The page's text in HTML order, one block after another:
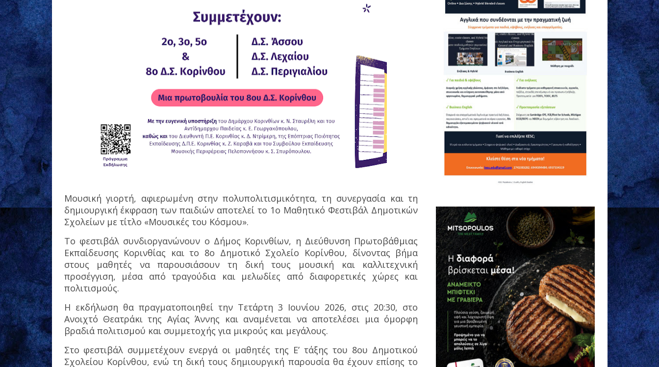
Μουσική γιορτή, αφιερωμένη στην πολυπολιτισμικότητα, τη συνεργασία και τη
δημιουργική έκφραση των παιδιών αποτελεί το 1ο Μαθητικό Φεστιβάλ Δημοτικών
Σχολείων με τίτλο «Μουσικές του Κόσμου».
Το φεστιβάλ συνδιοργανώνουν ο Δήμος Κορινθίων, η Διεύθυνση Πρωτοβάθμιας
Εκπαίδευσης Κορινθίας και το 8ο Δημοτικό Σχολείο Κορίνθου, δίνοντας βήμα
στους μαθητές να παρουσιάσουν τη δική τους μουσική και καλλιτεχνική
προσέγγιση, μέσα από τραγούδια και μελωδίες από διαφορετικές χώρες και
πολιτισμούς.
Η εκδήλωση θα πραγματοποιηθεί την Τετάρτη 3 Ιουνίου 2026, στις 20:30, στο
Ανοιχτό Θεατράκι της Αγίας Άννης και αναμένεται να αποτελέσει μια όμορφη
βραδιά πολιτισμού και συμμετοχής για μικρούς και μεγάλους.
Στο φεστιβάλ συμμετέχουν ενεργά οι μαθητές της Ε’ τάξης του 8ου Δημοτικού
Σχολείου Κορίνθου, ενώ τη δική τους δημιουργική παρουσία θα έχουν επίσης το